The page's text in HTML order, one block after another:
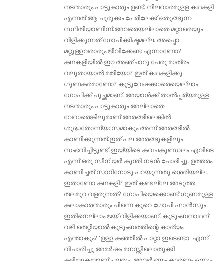
നടന്മാരും പാട്ടുകാരും ഉണ്ട്. നിലവാരമുളള കഥകളി
എന്നത് ആ ചുരുക്കം പേരിലേക്ക് ഒതുങ്ങുന്ന
സ്ഥിതിയാണിന്ന്.അവരെയല്ലാതെ മറ്റാരെയും
വിളിക്കുന്നത്‌ ഗോപിക്കിഷ്ടമല്ല. അപ്പൊ
മറ്റുള്ളവരാരും ജീവിക്കേണ്ട എന്നാണോ?
കഥകളിയിൽ ഈ അഞ്ചാറു പേരു മാത്രം
വലുതായാൽ മതിയോ? ഇത് കഥകളിക്കു
ഗുണകരമാണോ? കൂട്ടുവേഷക്കാരെയെല്ലാം
ഗോപിക്ക് പുച്ഛമാണ്. അയാള്‍ക്ക്‌ താല്‍പ്പര്യമുള്ള
നടന്മാരും പാട്ടുകാരും അല്ലാതെ
വേറാരെങ്കിലുമാണ് അരങ്ങിലെങ്കില്‍
ശുദ്ധതോന്ന്യാസമാകും അന്ന് അരങ്ങില്‍
കാണിക്കുന്നത്.ഇത് പല അരങ്ങുകളിലും
സംഭവിച്ചിട്ടുണ്ട്. ഇയ്യിടെ കവചകുണ്ഡലം എവിടെ
എന്ന് ഒരു സീനിയർ കുന്തി നടൻ ചോദിച്ചു. ഉത്തരം
കാണിച്ചത് സാറിനോടു പറയുന്നതു ശെരിയല്ല.
ഇതാണോ കഥകളി? ഇത് കണ്ടല്ലേ അടുത്ത
തലമുറ വളരുന്നത്‌? ഗോപിയെക്കൊണ്ട് ഗുണമുള്ള
കലാകാരന്മാരും പിന്നെ കുറെ ഗോപി ഫാൻസും
ഇതിനെല്ലാം ജയ്‌ വിളിക്കയാണ്. കുടുംബനാഥന്
വഴി തെറ്റിയാൽ കുടുംബത്തിന്റെ കാര്യം
എന്താകും? 'ഉള്ള കഞ്ഞീൽ പാറ്റാ ഇടെണ്ടാ' എന്ന്
വിചാരിച്ചു അമർഷം മനസ്സിലൊതുക്കി